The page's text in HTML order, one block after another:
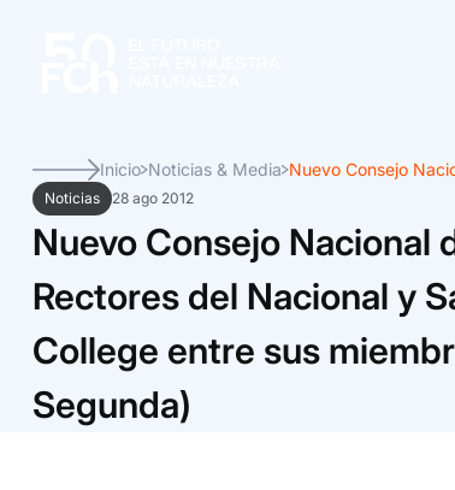
Inicio Noticias & Media Nuevo Consejo
Noticias 28 ago 2012
Nuevo Consejo Nacional
Rectores del Nacional y
College entre sus
Segunda)